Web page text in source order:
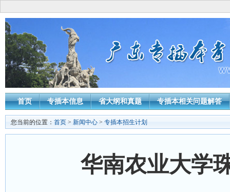
首页 专插本信息 省大纲和真题 专插本相关问题解答
您当前的位置： 首页 > 新闻中心 > 专插本招生计划
华南农业大学